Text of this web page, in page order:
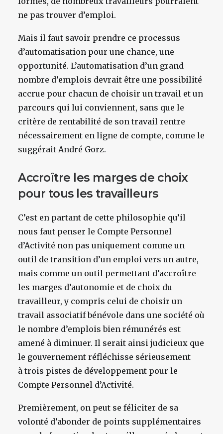
ne pas trouver d’emploi.
Mais il faut savoir prendre ce processus
d’automatisation pour une chance, une
opportunité. L’automatisation d’un grand
nombre d’emplois devrait être une possibilité
accrue pour chacun de choisir un travail et un
parcours qui lui conviennent, sans que le
critère de rentabilité de son travail rentre
nécessairement en ligne de compte, comme le
suggérait André Gorz.
Accroître les marges de choix
pour tous les travailleurs
C’est en partant de cette philosophie qu’il
nous faut penser le Compte Personnel
d’Activité non pas uniquement comme un
outil de transition d’un emploi vers un autre,
mais comme un outil permettant d’accroître
les marges d’autonomie et de choix du
travailleur, y compris celui de choisir un
travail associatif bénévole dans une société où
le nombre d’emplois bien rémunérés est
amené à diminuer. Il serait ainsi judicieux que
le gouvernement réfléchisse sérieusement
à trois pistes de développement pour le
Compte Personnel d’Activité.
Premièrement, on peut se féliciter de sa
volonté d’abonder de points supplémentaires